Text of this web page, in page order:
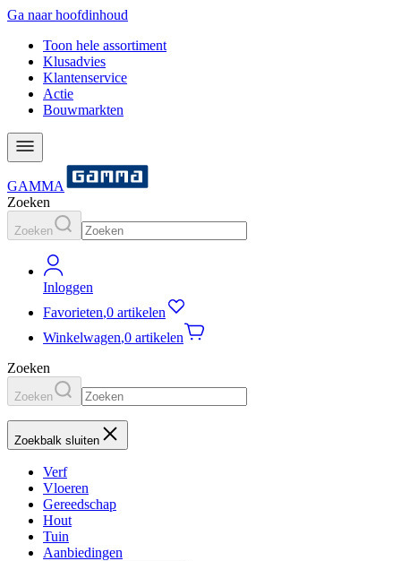
Ga naar hoofdinhoud
Toon hele assortiment
Klusadvies
Klantenservice
Actie
Bouwmarkten
GAMMA
Zoeken
Zoeken
Inloggen
Favorieten,0 artikelen
Winkelwagen,0 artikelen
Zoeken
Zoeken
Zoekbalk sluiten
Verf
Vloeren
Gereedschap
Hout
Tuin
Aanbiedingen